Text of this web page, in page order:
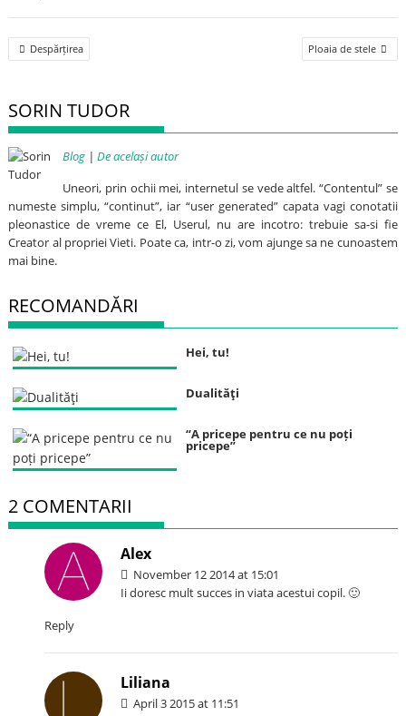
Post
navigation
Despărțirea Ploaia de stele
SORIN TUDOR
Blog |De același autor
Uneori, prin ochii mei, internetul se vede altfel. “Contentul” se
numeste simplu, “continut”, iar “user generated” capata vagi conotatii
pleonastice de vreme ce El, Userul, nu are incotro: trebuie sa-si fie
Creator al propriei Vieti. Poate ca, intr-o zi, vom ajunge sa ne cunoastem
mai bine.
RECOMANDĂRI
Hei, tu!
Dualităţi
“A pricepe pentru ce nu poți
pricepe”
2 COMENTARII
Alex
November 12 2014 at 15:01
Ii doresc mult succes in viata acestui copil. 🙂
Reply
Liliana
April 3 2015 at 11:51